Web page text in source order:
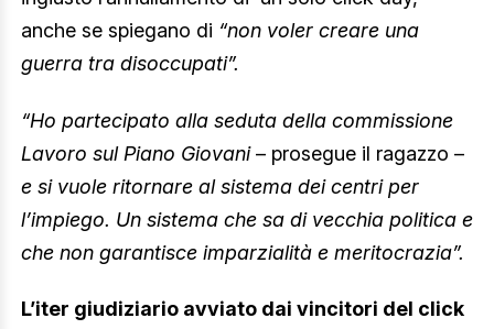
anche se spiegano di “non voler creare una
guerra tra disoccupati”.
“Ho partecipato alla seduta della commissione
Lavoro sul Piano Giovani– prosegue il ragazzo –
e si vuole ritornare al sistema dei centri per
l’impiego. Un sistema che sa di vecchia politica e
che non garantisce imparzialità e meritocrazia”.
L’iter giudiziario avviato dai vincitori del click